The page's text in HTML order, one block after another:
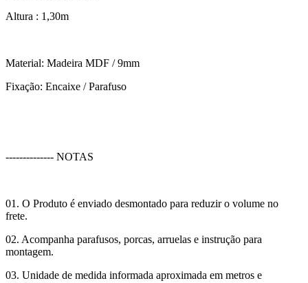
Altura : 1,30m
Material: Madeira MDF / 9mm
Fixação: Encaixe / Parafuso
-------------- NOTAS
01. O Produto é enviado desmontado para reduzir o volume no
frete.
02. Acompanha parafusos, porcas, arruelas e instrução para
montagem.
03. Unidade de medida informada aproximada em metros e